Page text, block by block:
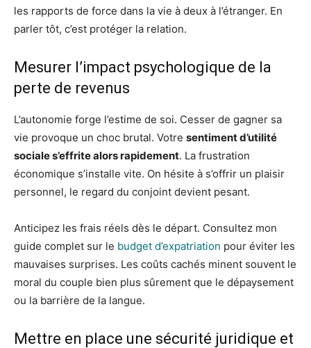
les rapports de force dans la vie à deux à l’étranger. En
parler tôt, c’est protéger la relation.
Mesurer l’impact psychologique de la
perte de revenus
L’autonomie forge l’estime de soi. Cesser de gagner sa
vie provoque un choc brutal. Votre sentiment d’utilité
sociale s’effrite alors rapidement. La frustration
économique s’installe vite. On hésite à s’offrir un plaisir
personnel, le regard du conjoint devient pesant.
Anticipez les frais réels dès le départ. Consultez mon
guide complet sur le budget d’expatriation pour éviter les
mauvaises surprises. Les coûts cachés minent souvent le
moral du couple bien plus sûrement que le dépaysement
ou la barrière de la langue.
Mettre en place une sécurité juridique et